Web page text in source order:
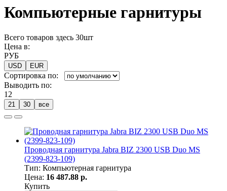
Компьютерные гарнитуры
Всего товаров здесь 30шт
Цена в:
РУБ
USD EUR
Сортировка по:
Выводить по:
12
21 30 все
Проводная гарнитура Jabra BIZ 2300 USB Duo MS
(2399-823-109)
Тип: Компьютерная гарнитура
Цена: 16 487.88 р.
Купить